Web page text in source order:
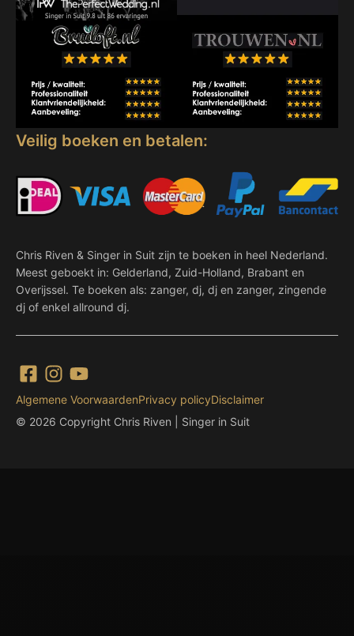
Veilig boeken en betalen:
Chris Riven & Singer in Suit zijn te boeken in heel Nederland.
Meest geboekt in: Gelderland, Zuid-Holland, Brabant en
Overijssel. Te boeken als: zanger, dj, dj en zanger, zingende
dj of enkel allround dj.
© 2026 Copyright Chris Riven | Singer in Suit
Algemene VoorwaardenPrivacy policyDisclaimer